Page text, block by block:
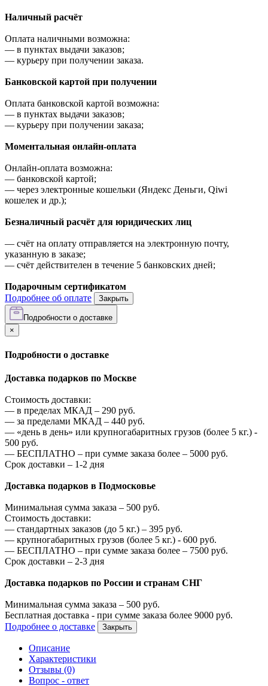
Наличный расчёт
Оплата наличными возможна:
— в пунктах выдачи заказов;
— курьеру при получении заказа.
Банковской картой при получении
Оплата банковской картой возможна:
— в пунктах выдачи заказов;
— курьеру при получении заказа;
Моментальная онлайн-оплата
Онлайн-оплата возможна:
— банковской картой;
— через электронные кошельки (Яндекс Деньги, Qiwi
кошелек и др.);
Безналичный расчёт для юридических лиц
— счёт на оплату отправляется на электронную почту,
указанную в заказе;
— счёт действителен в течение 5 банковских дней;
Подарочным сертификатом
Подробнее об оплате
Закрыть
Подробности о доставке
×
Подробности о доставке
Доставка подарков по Москве
Стоимость доставки:
— в пределах МКАД – 290 руб.
— за пределами МКАД – 440 руб.
— «день в день» или крупногабаритных грузов (более 5 кг.) -
500 руб.
— БЕСПЛАТНО – при сумме заказа более – 5000 руб.
Срок доставки – 1-2 дня
Доставка подарков в Подмосковье
Минимальная сумма заказа – 500 руб.
Стоимость доставки:
— стандартных заказов (до 5 кг.) – 395 руб.
— крупногабаритных грузов (более 5 кг.) - 600 руб.
— БЕСПЛАТНО – при сумме заказа более – 7500 руб.
Срок доставки – 2-3 дня
Доставка подарков по России и странам СНГ
Минимальная сумма заказа – 500 руб.
Бесплатная доставка - при сумме заказа более 9000 руб.
Подробнее о доставке
Закрыть
Описание
Характеристики
Отзывы (0)
Вопрос - ответ